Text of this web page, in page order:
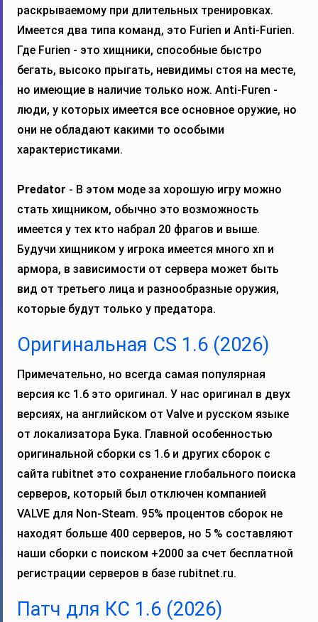
раскрываемому при длительных тренировках.
Имеется два типа команд, это Furien и Anti-Furien.
Где Furien - это хищники, способные быстро
бегать, высоко прыгать, невидимы стоя на месте,
но имеющие в наличие только нож. Anti-Furen -
люди, у которых имеется все основное оружие, но
они не обладают какими то особыми
характеристиками.
Predator - В этом моде за хорошую игру можно
стать хищником, обычно это возможность
имеется у тех кто набрал 20 фрагов и выше.
Будучи хищником у игрока имеется много хп и
армора, в зависимости от сервера может быть
вид от третьего лица и разнообразные оружия,
которые будут только у предатора.
Оригинальная CS 1.6 (2026)
Примечательно, но всегда самая популярная
версия кс 1.6 это оригинал. У нас оригинал в двух
версиях, на английском от Valve и русском языке
от локализатора Бука. Главной особенностью
оригинальной сборки cs 1.6 и других сборок с
сайта rubitnet это сохранение глобального поиска
серверов, который был отключен компанией
VALVE для Non-Steam. 95% процентов сборок не
находят больше 400 серверов, но 5 % составляют
наши сборки с поиском +2000 за счет бесплатной
регистрации серверов в базе rubitnet.ru.
Патч для КС 1.6 (2026)